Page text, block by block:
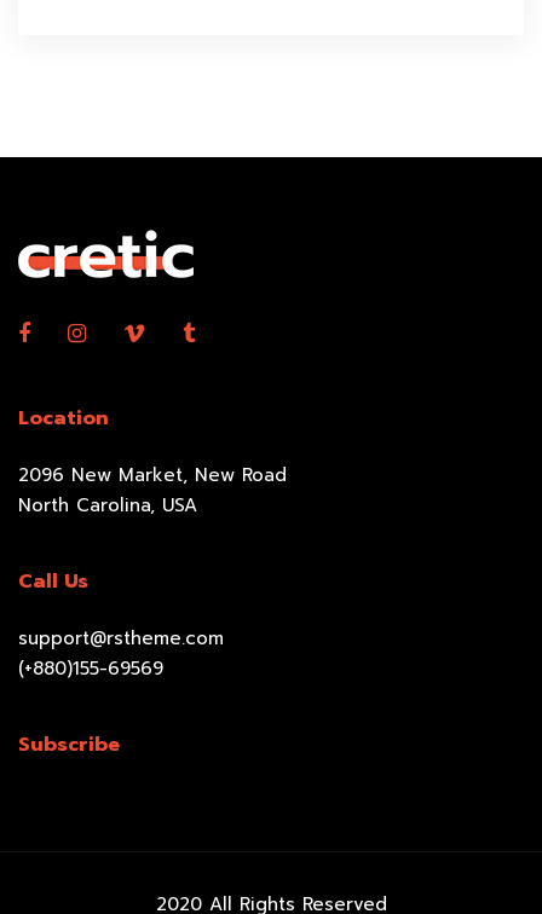
Location
2096 New Market, New Road
North Carolina, USA
Call Us
support@rstheme.com
(+880)155-69569
Subscribe
2020 All Rights Reserved